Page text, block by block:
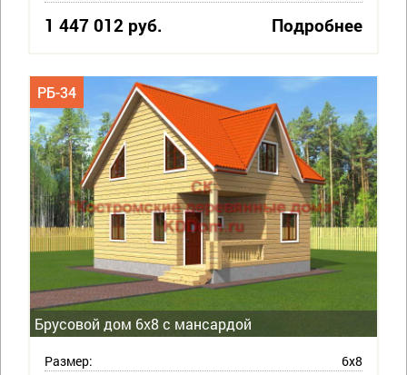
1 447 012 руб. Подробнее
Брусовой дом 6х8 с мансардой
РБ-34
Размер:
6х8